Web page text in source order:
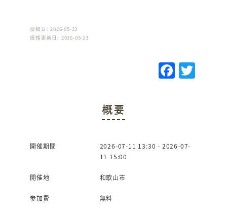
投稿日: 2026-05-23
情報更新日: 2026-05-23
F
a
o
T
概要
開催期間
2026-07-11 13:30 - 2026-07-
11 15:00
開催地 和歌山市
参加費 無料